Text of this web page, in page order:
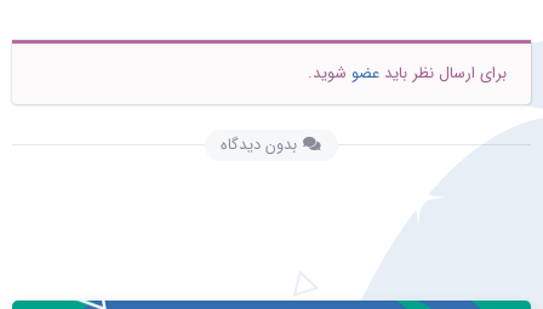
برای ارسال نظر باید عضو شوید.
بدون دیدگاه